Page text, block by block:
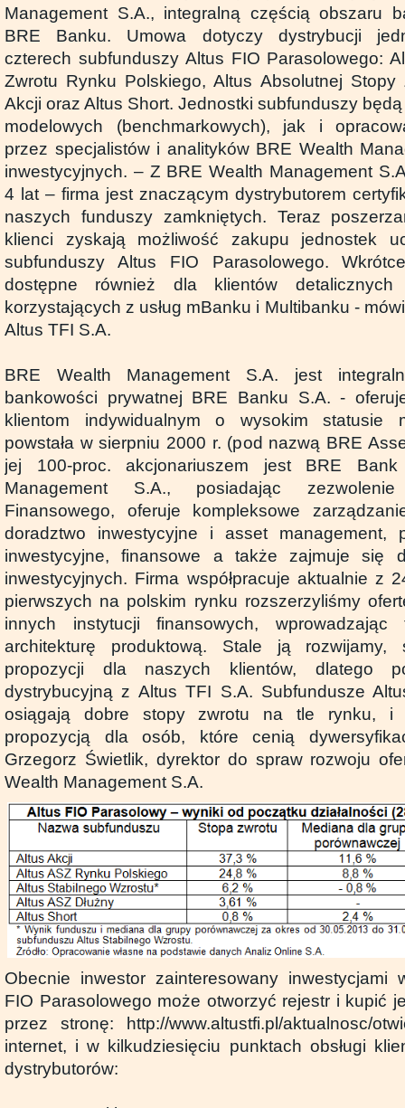
Management S.A., integralną częścią obszaru
BRE Banku. Umowa dotyczy dystrybucji
czterech subfunduszy Altus FIO Parasolowego:
Zwrotu Rynku Polskiego, Altus Absolutnej Stopy
Akcji oraz Altus Short. Jednostki subfunduszy
modelowych (benchmarkowych), jak i
przez specjalistów i analityków BRE Wealth
inwestycyjnych. – Z BRE Wealth Management
4 lat – firma jest znaczącym dystrybutorem
naszych funduszy zamkniętych. Teraz
klienci zyskają możliwość zakupu jednostek
subfunduszy Altus FIO Parasolowego.
dostępne również dla klientów
korzystających z usług mBanku i Multibanku -
Altus TFI S.A.
BRE Wealth Management S.A. jest
bankowości prywatnej BRE Banku S.A. -
klientom indywidualnym o wysokim statusie
powstała w sierpniu 2000 r. (pod nazwą BRE
jej 100-proc. akcjonariuszem jest BRE
Management S.A., posiadając
Finansowego, oferuje kompleksowe
doradztwo inwestycyjne i asset management,
inwestycyjne, finansowe a także zajmuje się
inwestycyjnych. Firma współpracuje aktualnie z
pierwszych na polskim rynku rozszerzyliśmy
innych instytucji finansowych,
architekturę produktową. Stale ją rozwijamy,
propozycji dla naszych klientów, dlatego
dystrybucyjną z Altus TFI S.A. Subfundusze
osiągają dobre stopy zwrotu na tle rynku, i
propozycją dla osób, które cenią
Grzegorz Świetlik, dyrektor do spraw rozwoju
Wealth Management S.A.
Obecnie inwestor zainteresowany inwestycjami
FIO Parasolowego może otworzyć rejestr i kupić
przez stronę: http://www.altustfi.pl/aktualnosc/
internet, i w kilkudziesięciu punktach obsługi
dystrybutorów: